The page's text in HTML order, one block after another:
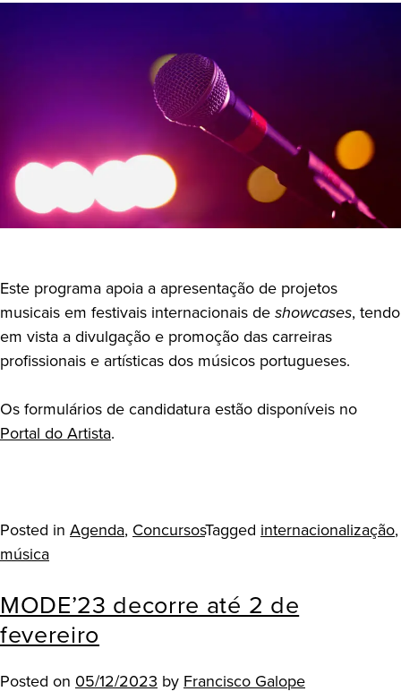
Este programa apoia a apresentação de projetos
musicais em festivais internacionais deshowcases, tendo
em vista a divulgação e promoção das carreiras
profissionais e artísticas dos músicos portugueses.
Os formulários de candidatura estão disponíveis no
Portal do Artista.
Posted in Agenda, ConcursosTagged internacionalização,
música
MODE’23 decorre até 2 de
fevereiro
Posted on 05/12/2023 byFrancisco Galope